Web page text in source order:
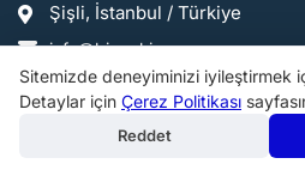
Şişli, İstanbul / Türkiye
info@birmakine.com
0540 200 07 24
Sitemizde deneyiminizi iyileştirmek
Detaylar için Çerez Politikası
Reddet